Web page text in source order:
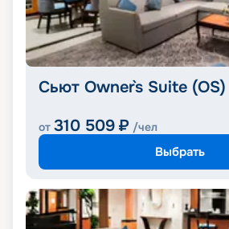
Сьют Owner`s Suite (OS)
от 310 509 ₽ /чел
Выбрать